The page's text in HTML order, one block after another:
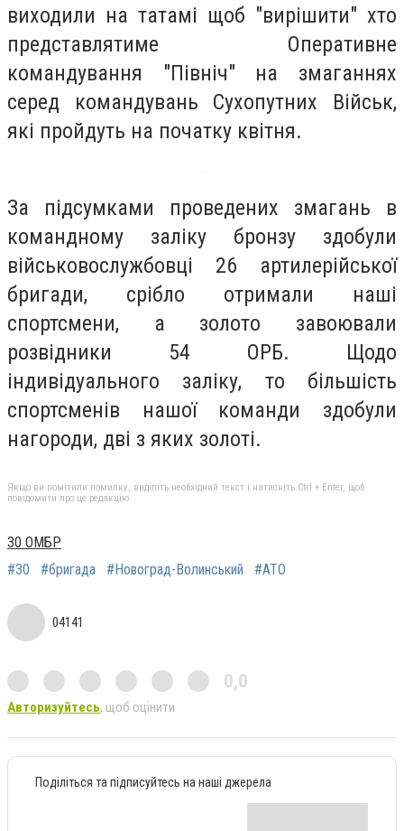
виходили на татамі щоб "вирішити" хто
представлятиме Оперативне
командування "Північ" на змаганнях
серед командувань Сухопутних Військ,
які пройдуть на початку квітня.
За підсумками проведених змагань в
командному заліку бронзу здобули
військовослужбовці 26 артилерійської
бригади, срібло отримали наші
спортсмени, а золото завоювали
розвідники 54 ОРБ. Щодо
індивідуального заліку, то більшість
спортсменів нашої команди здобули
нагороди, дві з яких золоті.
Якщо ви помітили помилку, виділіть необхідний текст і натисніть Ctrl + Enter, щоб
повідомити про це редакцію
30 ОМБР
#30
#бригада #Новоград-Волинський #АТО
04141
0,0
Авторизуйтесь, щоб оцінити
Поділіться та підписуйтесь на наші джерела